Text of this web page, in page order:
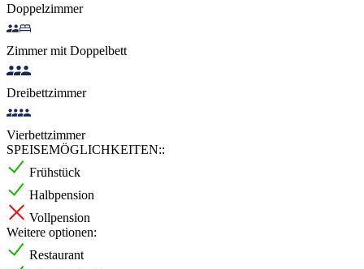
Doppelzimmer
Zimmer mit Doppelbett
Dreibettzimmer
Vierbettzimmer
SPEISEMÖGLICHKEITEN::
Frühstück
Halbpension
Vollpension
Weitere optionen:
Restaurant